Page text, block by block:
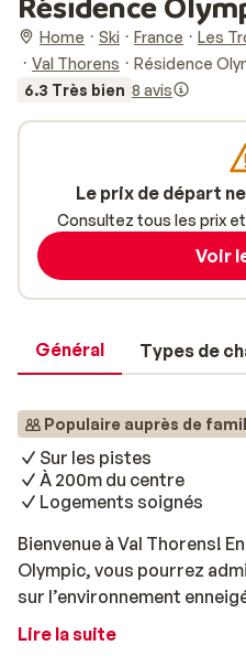
Home Ski France Les
Val Thorens
Résidence
6.3 Très bien 8 avis
Général Types de
Populaire auprès de
Sur les pistes
À 200m du centre
Logements soignés
Bienvenue à Val Thorens!
Olympic, vous pourrez
sur l’environnement
en partie haute de station,
Lire la suite
Le prix de départ
Consultez tous les prix
Voir